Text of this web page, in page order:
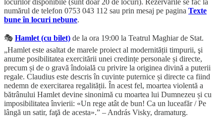
numărul de telefon 0753 043 112 sau prin mesaj pe pagina Texte
bune în locuri nebune.
🎭 Hamlet (cu bilet) de la ora 19:00 la Teatrul Maghiar de Stat.
„Hamlet este asaltat de marele proiect al modernității timpurii, şi
anume posibilitatea exercitării unei credințe personale și directe,
precum și de o gravă îndoială cu privire la originea divină a puterii
regale. Claudius este descris în cuvinte puternice și directe ca fiind
nedemn de exercitarea regalității. În acest fel, moartea violentă a
bătrânului Hamlet devine sinonimă cu moartea lui Dumnezeu și cu
imposibilitatea învierii: «Un rege atât de bun! Ca un luceafăr / Pe
lângă un satir, faţă de acesta».” – András Visky, dramaturg.